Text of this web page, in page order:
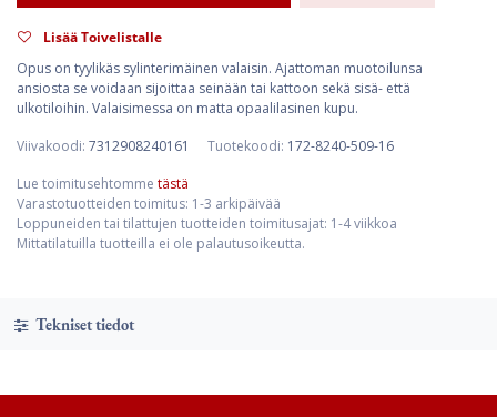
Lisää Toivelistalle
Opus on tyylikäs sylinterimäinen valaisin. Ajattoman muotoilunsa
ansiosta se voidaan sijoittaa seinään tai kattoon sekä sisä- että
ulkotiloihin. Valaisimessa on matta opaalilasinen kupu.
Viivakoodi: 7312908240161 Tuotekoodi: 172-8240-509-16
Lue toimitusehtomme tästä
Varastotuotteiden toimitus: 1-3 arkipäivää
Loppuneiden tai tilattujen tuotteiden toimitusajat: 1-4 viikkoa
Mittatilatuilla tuotteilla ei ole palautusoikeutta.
Tekniset tiedot